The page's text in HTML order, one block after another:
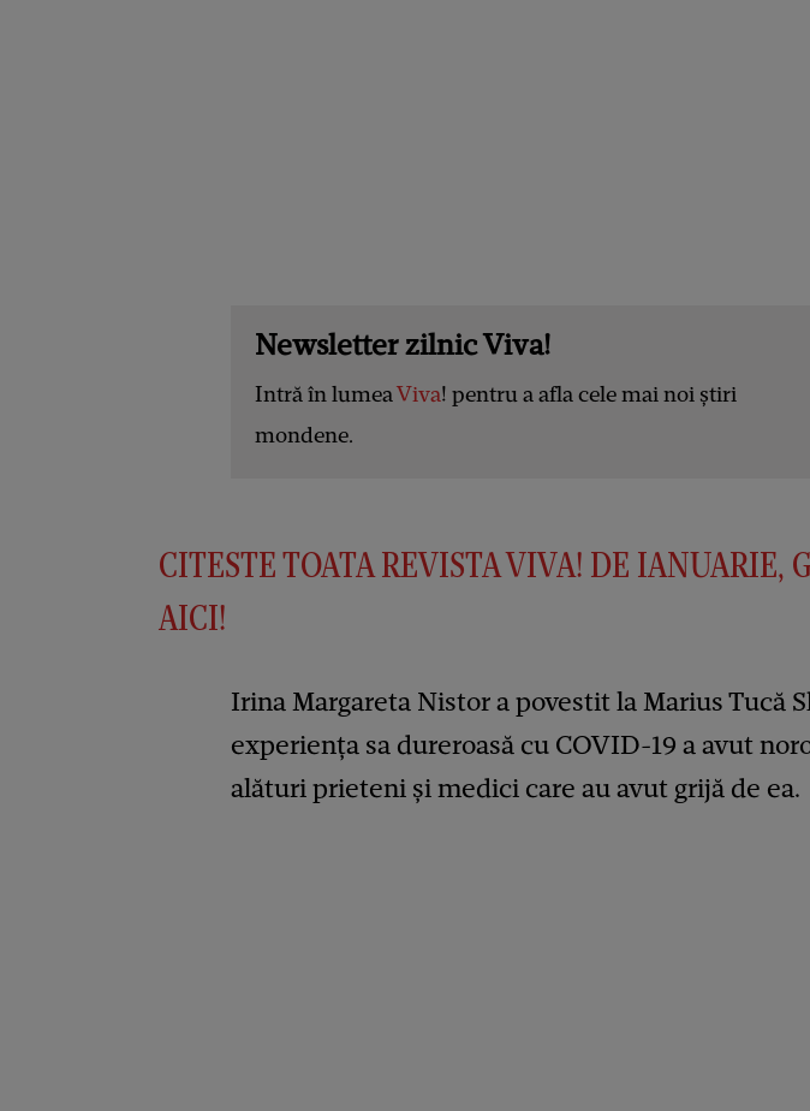
Newsletter zilnic Viva!
Intră în lumeaViva! pentru a afla cele mai noi știri
mondene.
CITESTE TOATA REVISTA VIVA! DE IANUARIE,
AICI!
Irina Margareta Nistor a povestit la Marius Tucă
experienţa sa dureroasă cu COVID-19 a avut
alături prieteni şi medici care au avut grijă de ea.